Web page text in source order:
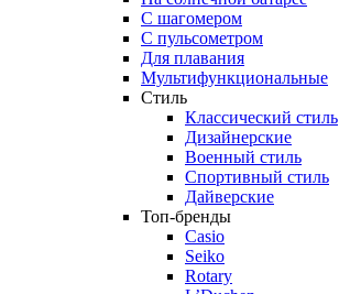
С шагомером
С пульсометром
Для плавания
Мультифункциональные
Стиль
Классический стиль
Дизайнерские
Военный стиль
Спортивный стиль
Дайверские
Топ-бренды
Casio
Seiko
Rotary